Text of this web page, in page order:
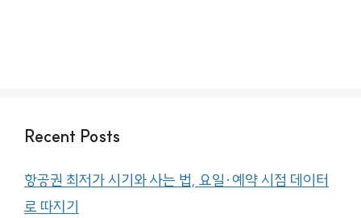
Recent Posts
항공권 최저가 시기와 사는 법, 요일·예약 시점 데이터
로 따지기